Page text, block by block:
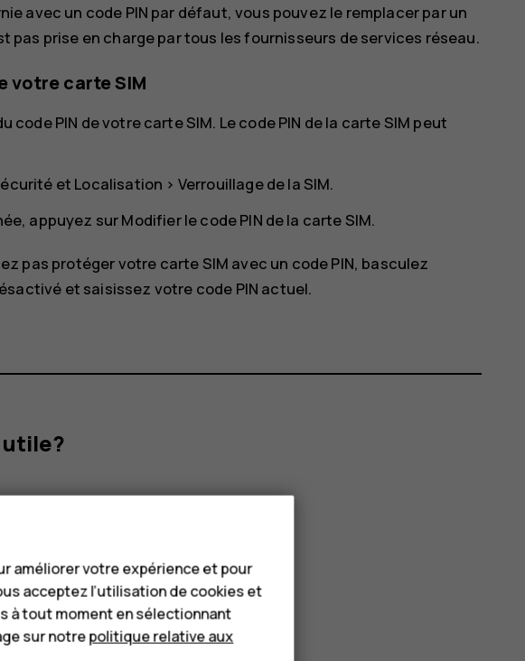
avec un code PIN par défaut, vous pouvez le remplacer par un
pas prise en charge par tous les fournisseurs de services réseau.
votre carte SIM
PIN de votre carte SIM. Le code PIN de la carte SIM peut
et Localisation > Verrouillage de la SIM.
appuyez surModifier le code PIN de la carte SIM.
pas protéger votre carte SIM avec un code PIN, basculez
et saisissez votre code PIN actuel.
utile?
améliorer votre expérience et pour
acceptez l’utilisation de cookies et
à tout moment en sélectionnant
sur notrepolitique relative aux